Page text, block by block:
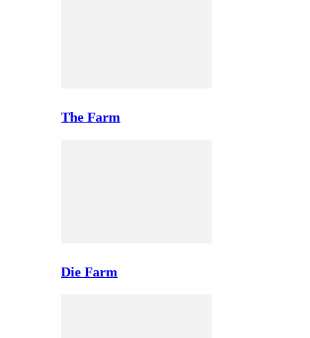
The Farm
Die Farm